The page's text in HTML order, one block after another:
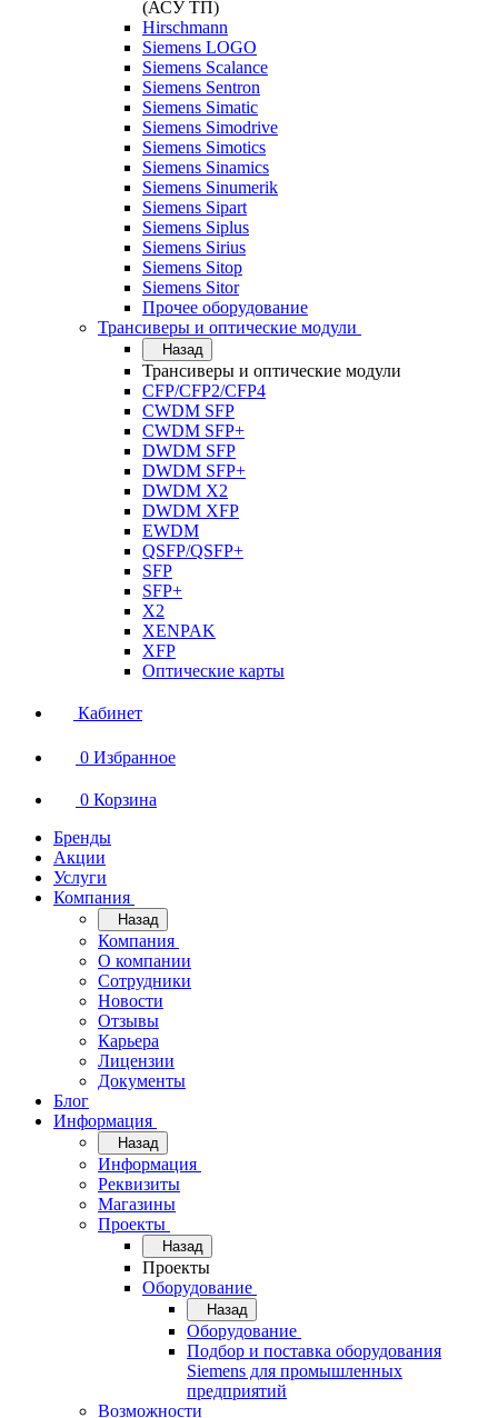
(АСУ ТП)
Hirschmann
Siemens LOGO
Siemens Scalance
Siemens Sentron
Siemens Simatic
Siemens Simodrive
Siemens Simotics
Siemens Sinamics
Siemens Sinumerik
Siemens Sipart
Siemens Siplus
Siemens Sirius
Siemens Sitop
Siemens Sitor
Прочее оборудование
Трансиверы и оптические модули
Назад
Трансиверы и оптические модули
CFP/CFP2/CFP4
CWDM SFP
CWDM SFP+
DWDM SFP
DWDM SFP+
DWDM X2
DWDM XFP
EWDM
QSFP/QSFP+
SFP
SFP+
X2
XENPAK
XFP
Оптические карты
Кабинет
0 Избранное
0 Корзина
Бренды
Акции
Услуги
Компания
Назад
Компания
О компании
Сотрудники
Новости
Отзывы
Карьера
Лицензии
Документы
Блог
Информация
Назад
Информация
Реквизиты
Магазины
Проекты
Назад
Проекты
Оборудование
Назад
Оборудование
Подбор и поставка оборудования
Siemens для промышленных
предприятий
Возможности